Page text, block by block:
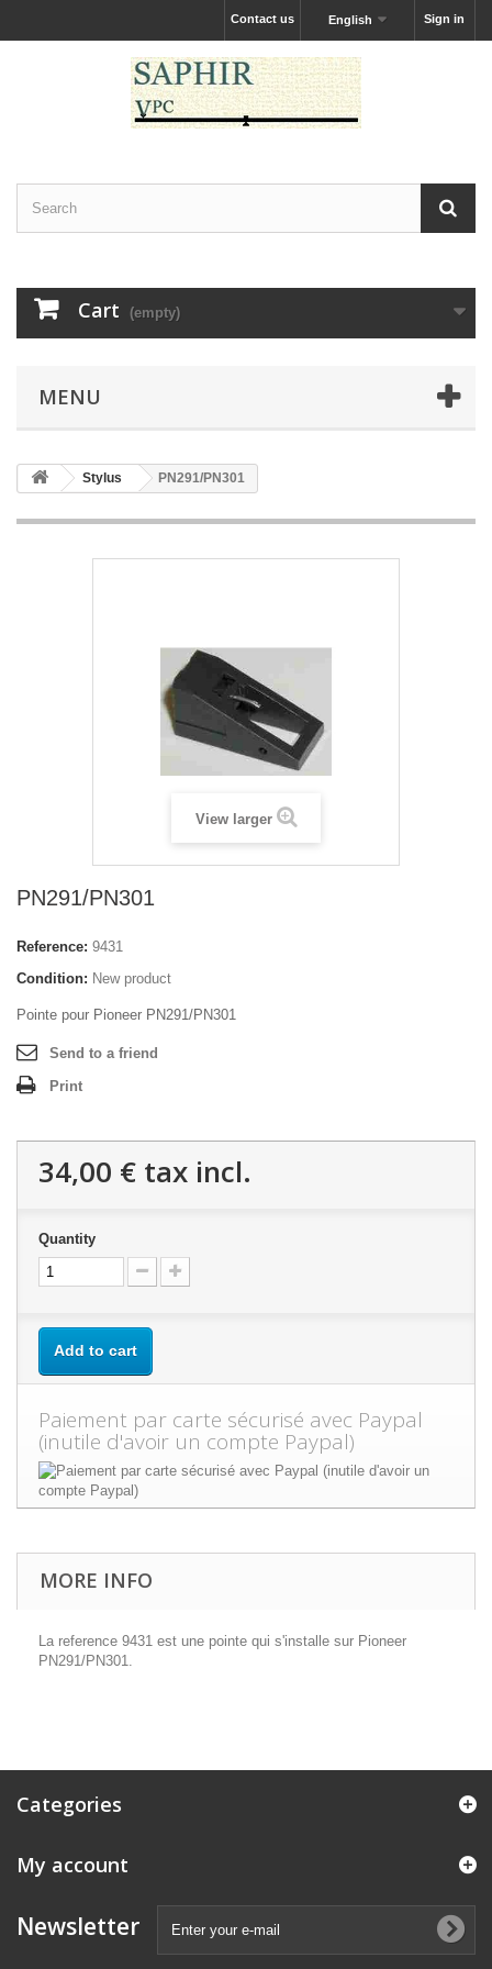
Sign in
English
Contact us
Cart (empty)
MENU
Stylus PN291/PN301
View larger
PN291/PN301
Reference: 9431
Condition: New product
Pointe pour Pioneer PN291/PN301
Send to a friend
Print
34,00 € tax incl.
Quantity
Add to cart
Paiement par carte sécurisé avec Paypal
(inutile d'avoir un compte Paypal)
MORE INFO
La reference 9431 est une pointe qui s'installe sur Pioneer
PN291/PN301.
Categories
My account
Newsletter